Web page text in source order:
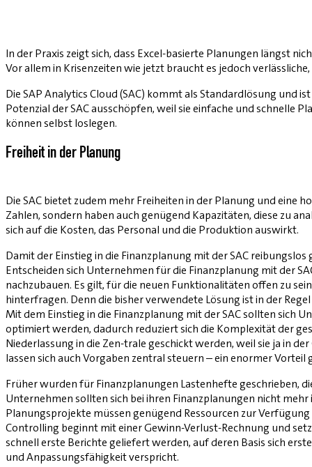
In der Praxis zeigt sich, dass Excel-basierte Planungen längst
Vor allem in Krisenzeiten wie jetzt braucht es jedoch
Die SAP Analytics Cloud (SAC) kommt als Standardlösung und
Potenzial der SAC ausschöpfen, weil sie einfache und schnelle
können selbst loslegen.
Freiheit in der Planung
Die SAC bietet zudem mehr Freiheiten in der Planung und eine
Zahlen, sondern haben auch genügend Kapazitäten, diese zu
sich auf die Kosten, das Personal und die Produktion auswirkt.
Damit der Einstieg in die Finanzplanung mit der SAC
Entscheiden sich Unternehmen für die Finanzplanung mit der
nachzubauen. Es gilt, für die neuen Funktionalitäten offen zu
hinterfragen. Denn die bisher verwendete Lösung ist in der
Mit dem Einstieg in die Finanzplanung mit der SAC sollten sich
optimiert werden, dadurch reduziert sich die Komplexität der
Niederlassung in die Zen-trale geschickt werden, weil sie ja in
lassen sich auch Vorgaben zentral steuern – ein enormer
Früher wurden für Finanzplanungen Lastenhefte geschrieben,
Unternehmen sollten sich bei ihren Finanzplanungen nicht
Planungsprojekte müssen genügend Ressourcen zur
Controlling beginnt mit einer Gewinn-Verlust-Rechnung und
schnell erste Berichte geliefert werden, auf deren Basis sich
und Anpassungsfähigkeit verspricht.